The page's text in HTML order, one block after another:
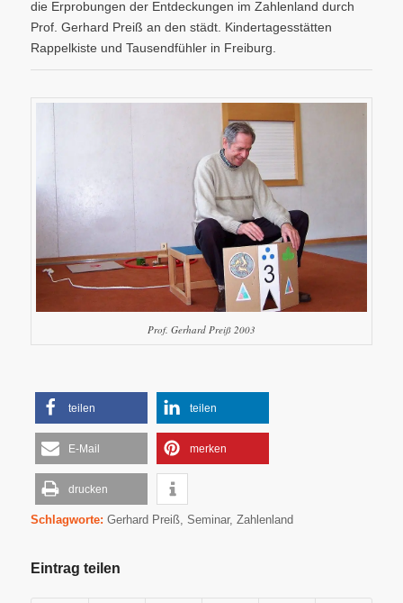
die Erprobungen der Entdeckungen im Zahlenland durch
Prof. Gerhard Preiß an den städt. Kindertagesstätten
Rappelkiste und Tausendfühler in Freiburg.
Prof. Gerhard Preiß 2003
teilen teilen
E-Mail merken
drucken
Schlagworte: Gerhard Preiß, Seminar, Zahlenland
Eintrag teilen